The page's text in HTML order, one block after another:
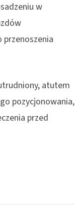
w
atutem
pozycjonowania,
przed